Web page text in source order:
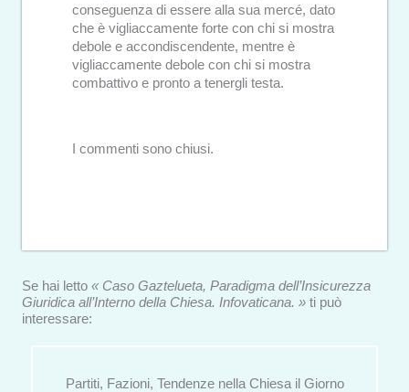
conseguenza di essere alla sua mercé, dato
che è vigliaccamente forte con chi si mostra
debole e accondiscendente, mentre è
vigliaccamente debole con chi si mostra
combattivo e pronto a tenergli testa.
I commenti sono chiusi.
Se hai letto « Caso Gaztelueta, Paradigma dell’Insicurezza
Giuridica all’Interno della Chiesa. Infovaticana. » ti può
interessare:
Partiti, Fazioni, Tendenze nella Chiesa il Giorno